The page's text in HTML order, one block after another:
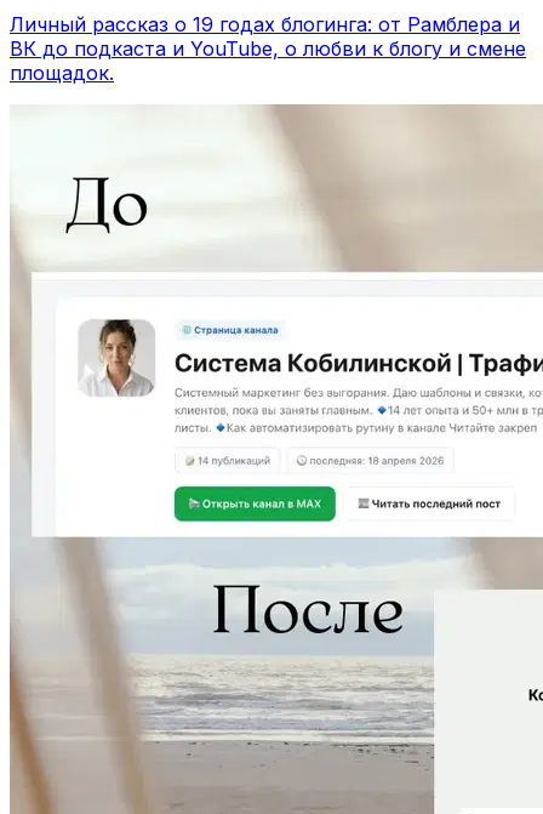
Личный рассказ о 19 годах блогинга: от Рамблера и
ВК до подкаста и YouTube, о любви к блогу и смене
площадок.